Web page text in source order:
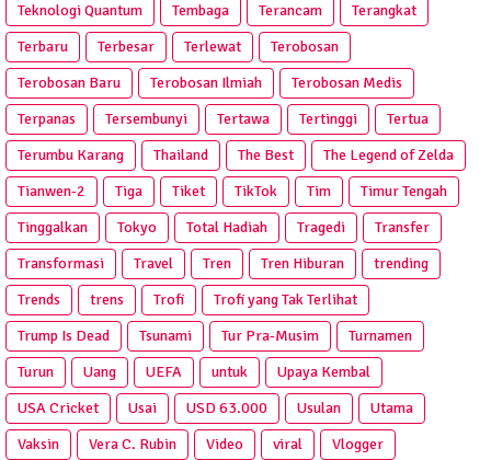
Teknologi Quantum
Tembaga Terancam
Terangkat
Terbaru
Terbesar Terlewat
Terobosan
Terobosan Baru
Terobosan Ilmiah
Terobosan Medis
Terpanas
Tersembunyi Tertawa Tertinggi
Tertua
Terumbu Karang
Thailand The Best
The Legend of Zelda
Tianwen-2
Tiga Tiket TikTok Tim
Timur Tengah
Tinggalkan
Tokyo Total Hadiah Tragedi
Transfer
Transformasi
Travel Tren Tren Hiburan
trending
Trends
trens Trofi
Trofi yang Tak Terlihat
Trump Is Dead
Tsunami Tur Pra‑Musim
Turnamen
Turun
Uang UEFA untuk
Upaya Kembal
USA Cricket
Usai USD 63.000 Usulan
Utama
Vaksin
Vera C. Rubin Video viral
Vlogger